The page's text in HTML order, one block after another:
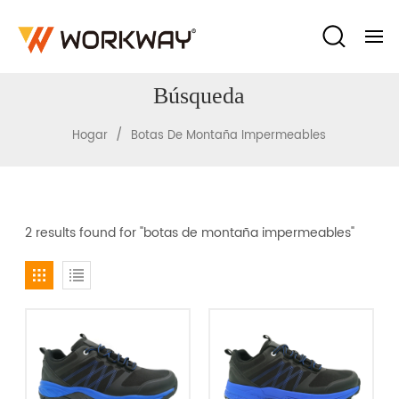
Búsqueda
Hogar / Botas De Montaña Impermeables
2 results found for "botas de montaña impermeables"